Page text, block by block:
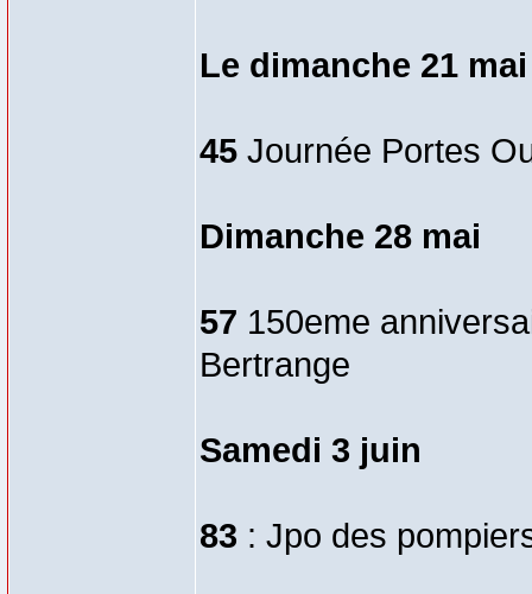
Le dimanche 21 mai
45 Journée Portes
Dimanche 28 mai
57 150eme
Bertrange
Samedi 3 juin
83 : Jpo des